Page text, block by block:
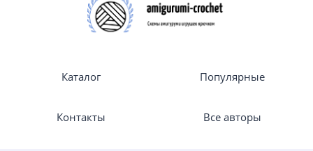
Каталог Популярные
Контакты Все авторы